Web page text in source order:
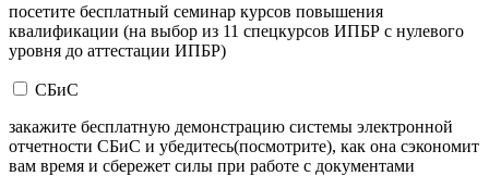
посетите бесплатный семинар курсов повышения
квалификации (на выбор из 11 спецкурсов ИПБР с нулевого
уровня до аттестации ИПБР)
СБиС
закажите бесплатную демонстрацию системы электронной
отчетности СБиС и убедитесь(посмотрите), как она сэкономит
вам время и сбережет силы при работе с документами